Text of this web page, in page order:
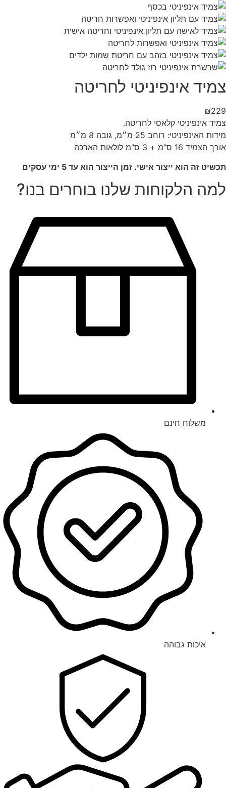
צמיד אינפיניטי לחריטה
₪229
צמיד אינפיניטי קלאסי לחריטה.
מידות האינפיניטי: רוחב 25 מ״מ, גובה 8 מ״מ
אורך הצמיד 16 ס"מ + 3 ס"מ לולאות הארכה
תכשיט זה הוא ייצור אישי. זמן הייצור הוא עד 5 ימי עסקים
למה הלקוחות שלנו בוחרים בנו?
משלוח חינם
איכות גבוהה